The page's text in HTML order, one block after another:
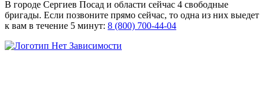
В городе Сергиев Посад и области сейчас 4 свободные
бригады. Если позвоните прямо сейчас, то одна из них выедет
к вам в течение 5 минут: 8 (800) 700-44-04